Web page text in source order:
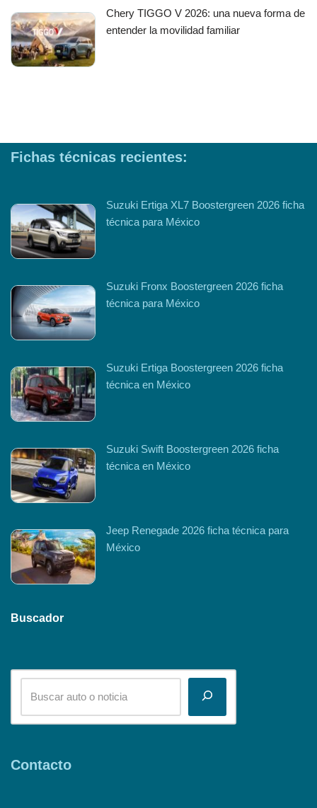
Chery TIGGO V 2026: una nueva forma de
entender la movilidad familiar
Fichas técnicas recientes:
Suzuki Ertiga XL7 Boostergreen 2026 ficha
técnica para México
Suzuki Fronx Boostergreen 2026 ficha
técnica para México
Suzuki Ertiga Boostergreen 2026 ficha
técnica en México
Suzuki Swift Boostergreen 2026 ficha
técnica en México
Jeep Renegade 2026 ficha técnica para
México
Buscador
Contacto